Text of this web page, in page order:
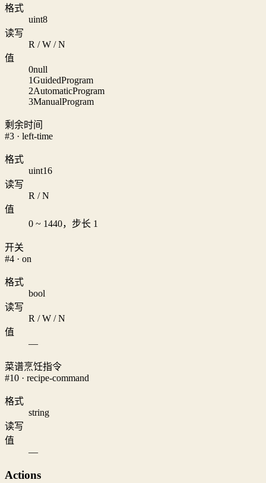
格式
uint8
读写
R / W / N
值
0null
1GuidedProgram
2AutomaticProgram
3ManualProgram
剩余时间
#3 · left-time
格式
uint16
读写
R / N
值
0 ~ 1440，步长 1
开关
#4 · on
格式
bool
读写
R / W / N
值
—
菜谱烹饪指令
#10 · recipe-command
格式
string
读写
值
—
Actions